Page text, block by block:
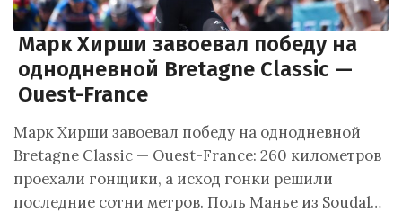
Марк Хирши завоевал победу на
однодневной Bretagne Classic —
Ouest-France
Марк Хирши завоевал победу на однодневной
Bretagne Classic — Ouest-France: 260 километров
проехали гонщики, а исход гонки решили
последние сотни метров. Поль Манье из Soudal…